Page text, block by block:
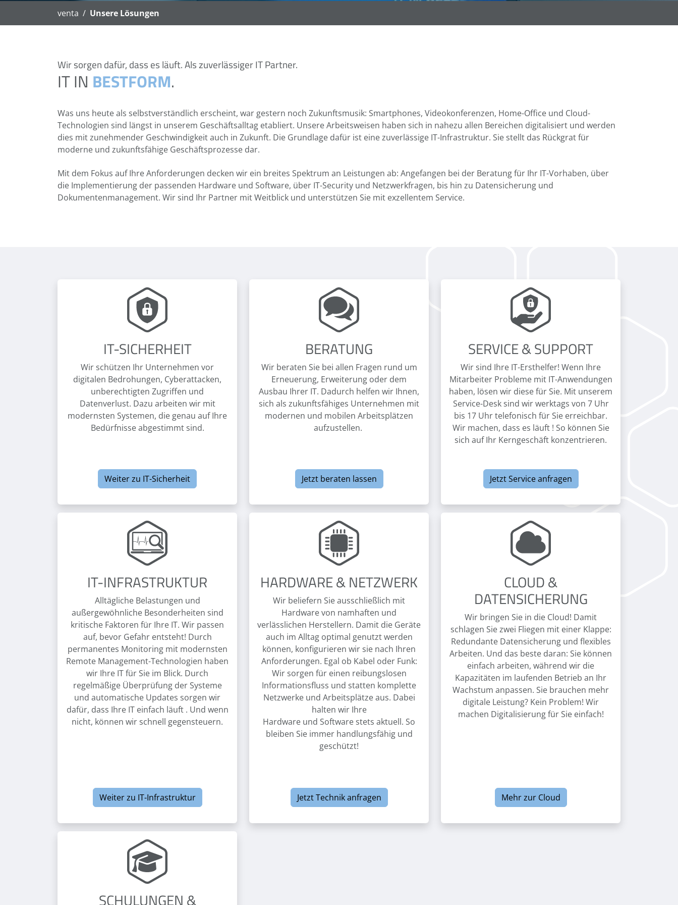
venta Unsere Lösungen
Wir sorgen dafür, dass es läuft. Als zuverlässiger IT Partner.
IT IN BESTFORM.
Was uns heute als selbstverständlich erscheint, war gestern noch Zukunftsmusik: Smartphones, Videokonferenzen, Home-Office und Cloud-
Technologien sind längst in unserem Geschäftsalltag etabliert. Unsere Arbeitsweisen haben sich in nahezu allen Bereichen digitalisiert und werden
dies mit zunehmender Geschwindigkeit auch in Zukunft. Die Grundlage dafür ist eine zuverlässige IT-Infrastruktur. Sie stellt das Rückgrat für
moderne und zukunftsfähige Geschäftsprozesse dar.
Mit dem Fokus auf Ihre Anforderungen decken wir ein breites Spektrum an Leistungen ab: Angefangen bei der Beratung für Ihr IT-Vorhaben, über
die Implementierung der passenden Hardware und Software, über IT-Security und Netzwerkfragen, bis hin zu Datensicherung und
Dokumentenmanagement. Wir sind Ihr Partner mit Weitblick und unterstützen Sie mit exzellentem Service.
IT-SICHERHEIT
Wir schützen Ihr Unternehmen vor
digitalen Bedrohungen, Cyberattacken,
unberechtigten Zugriffen und
Datenverlust. Dazu arbeiten wir mit
modernsten Systemen, die genau auf Ihre
Bedürfnisse abgestimmt sind.
Weiter zu IT-Sicherheit
BERATUNG
Wir beraten Sie bei allen Fragen rund um
Erneuerung, Erweiterung oder dem
Ausbau Ihrer IT. Dadurch helfen wir Ihnen,
sich als zukunftsfähiges Unternehmen mit
modernen und mobilen Arbeitsplätzen
aufzustellen.
Jetzt beraten lassen
SERVICE & SUPPORT
Wir sind Ihre IT-Ersthelfer! Wenn Ihre
Mitarbeiter Probleme mit IT-Anwendungen
haben, lösen wir diese für Sie. Mit unserem
Service-Desk sind wir werktags von 7 Uhr
bis 17 Uhr telefonisch für Sie erreichbar.
Wir machen, dass es läuft ! So können Sie
sich auf Ihr Kerngeschäft konzentrieren.
Jetzt Service anfragen
IT-INFRASTRUKTUR
Alltägliche Belastungen und
außergewöhnliche Besonderheiten sind
kritische Faktoren für Ihre IT. Wir passen
auf, bevor Gefahr entsteht! Durch
permanentes Monitoring mit modernsten
Remote Management-Technologien haben
wir Ihre IT für Sie im Blick. Durch
regelmäßige Überprüfung der Systeme
und automatische Updates sorgen wir
dafür, dass Ihre IT einfach läuft . Und wenn
nicht, können wir schnell gegensteuern.
Weiter zu IT-Infrastruktur
HARDWARE & NETZWERK
Wir beliefern Sie ausschließlich mit
Hardware von namhaften und
verlässlichen Herstellern. Damit die Geräte
auch im Alltag optimal genutzt werden
können, konfigurieren wir sie nach Ihren
Anforderungen. Egal ob Kabel oder Funk:
Wir sorgen für einen reibungslosen
Informationsfluss und statten komplette
Netzwerke und Arbeitsplätze aus. Dabei
halten wir Ihre
Hardware und Software stets aktuell. So
bleiben Sie immer handlungsfähig und
geschützt!
Jetzt Technik anfragen
CLOUD &
DATENSICHERUNG
Wir bringen Sie in die Cloud! Damit
schlagen Sie zwei Fliegen mit einer Klappe:
Redundante Datensicherung und flexibles
Arbeiten. Und das beste daran: Sie können
einfach arbeiten, während wir die
Kapazitäten im laufenden Betrieb an Ihr
Wachstum anpassen. Sie brauchen mehr
digitale Leistung? Kein Problem! Wir
machen Digitalisierung für Sie einfach!
Mehr zur Cloud
SCHULUNGEN &